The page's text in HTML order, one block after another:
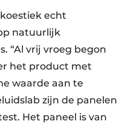
echt
natuurlijk
“Al vrij vroeg begon
het product met
waarde aan te
zijn de panelen
Het paneel is van